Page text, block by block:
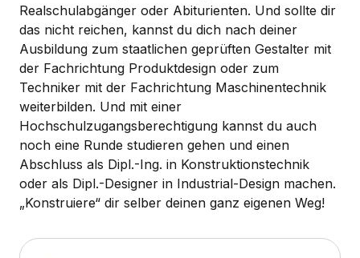
Realschulabgänger oder Abiturienten. Und sollte dir
das nicht reichen, kannst du dich nach deiner
Ausbildung zum staatlichen geprüften Gestalter mit
der Fachrichtung Produktdesign oder zum
Techniker mit der Fachrichtung Maschinentechnik
weiterbilden. Und mit einer
Hochschulzugangsberechtigung kannst du auch
noch eine Runde studieren gehen und einen
Abschluss als Dipl.-Ing. in Konstruktionstechnik
oder als Dipl.-Designer in Industrial-Design machen.
„Konstruiere“ dir selber deinen ganz eigenen Weg!